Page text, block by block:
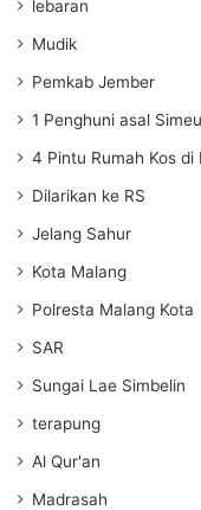
lebaran
Mudik
Pemkab Jember
1 Penghuni asal
4 Pintu Rumah Kos
Dilarikan ke RS
Jelang Sahur
Kota Malang
Polresta Malang Kota
SAR
Sungai Lae Simbelin
terapung
Al Qur'an
Madrasah